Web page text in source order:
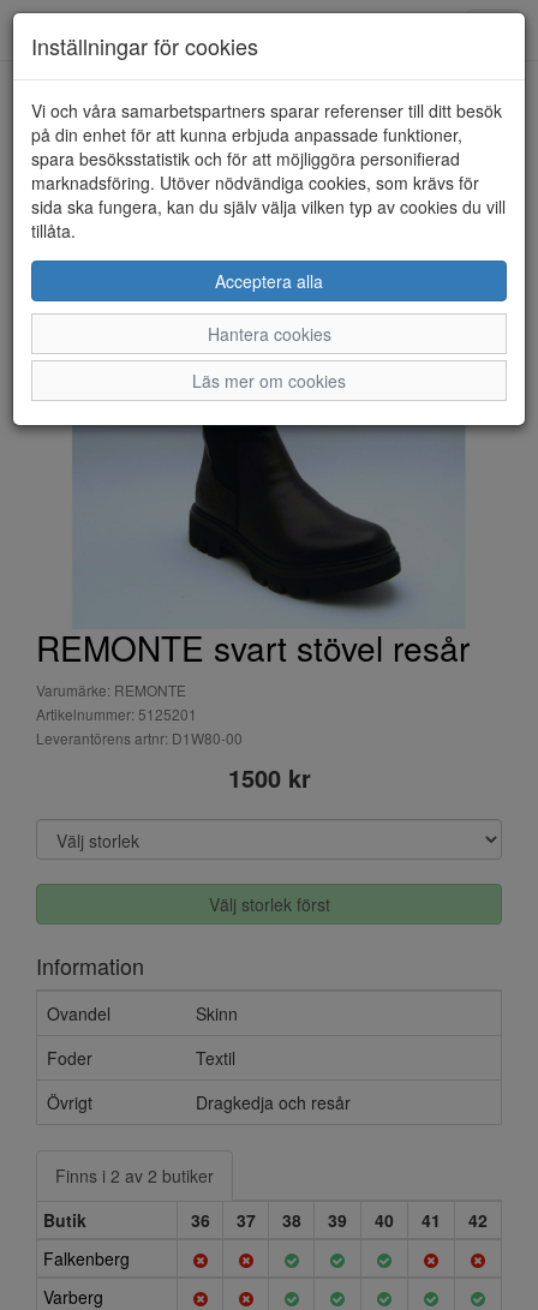
HEM REMONTE
REMONTE svart stövel resår
Varumärke: REMONTE
Artikelnummer: 5125201
Leverantörens artnr: D1W80-00
1500 kr
Välj storlek först
Information
Ovandel
Skinn
Foder
Textil
Övrigt
Dragkedja och resår
Finns i 2 av 2 butiker
Butik
36 37 38 39 40 41
42
Falkenberg
Varberg
Inställningar för cookies
Vi och våra samarbetspartners sparar referenser till ditt besök
på din enhet för att kunna erbjuda anpassade funktioner,
spara besöksstatistik och för att möjliggöra personifierad
marknadsföring. Utöver nödvändiga cookies, som krävs för
sida ska fungera, kan du själv välja vilken typ av cookies du vill
tillåta.
Acceptera alla
Hantera cookies
Läs mer om cookies